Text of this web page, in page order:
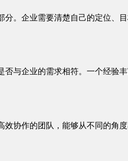
。企业需要清楚自己的定位、
与企业的需求相符。一个经验
协作的团队，能够从不同的角